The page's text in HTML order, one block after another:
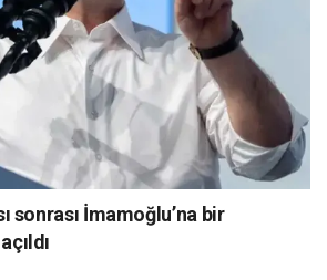
sonrası İmamoğlu’na bir